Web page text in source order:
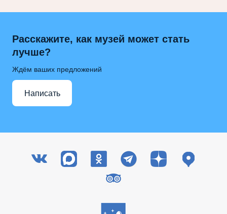
Расскажите, как музей может стать
лучше?
Ждём ваших предложений
Написать